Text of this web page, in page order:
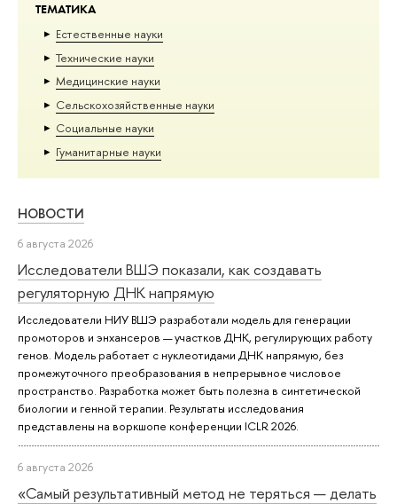
ТЕМАТИКА
Естественные науки
Тех­ничес­кие науки
Медицинские науки
Сельскохозяйственные науки
Социальные науки
Гуманитарные науки
НОВОСТИ
6 августа 2026
Исследователи ВШЭ показали, как создавать
регуляторную ДНК напрямую
Исследователи НИУ ВШЭ разработали модель для генерации
промоторов и энхансеров — участков ДНК, регулирующих работу
генов. Модель работает с нуклеотидами ДНК напрямую, без
промежуточного преобразования в непрерывное числовое
пространство. Разработка может быть полезна в синтетической
биологии и генной терапии. Результаты исследования
представлены на воркшопе конференции ICLR 2026.
6 августа 2026
«Самый результативный метод не теряться — делать